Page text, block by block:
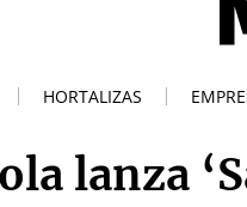
HORTALIZAS
lanza